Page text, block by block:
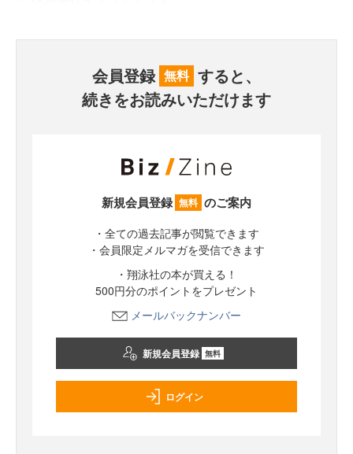
会員登録 無料 すると、
続きをお読みいただけます
新規会員登録 無料 のご案内
・全ての過去記事が閲覧できます
・会員限定メルマガを受信できます
・翔泳社の本が買える！
500円分のポイントをプレゼント
メールバックナンバー
新規会員登録 無料
ログイン